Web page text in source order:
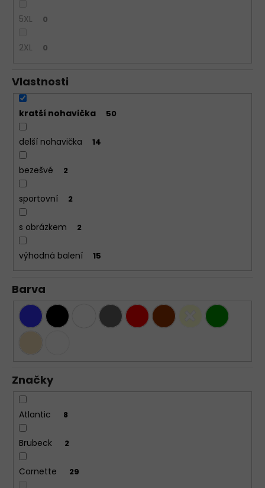
5XL 0
2XL 0
Vlastnosti
kratší nohavička 50
delší nohavička 14
bezešvé 2
sportovní 2
s obrázkem 2
výhodná balení 15
Barva
Značky
Atlantic 8
Brubeck 2
Cornette 29